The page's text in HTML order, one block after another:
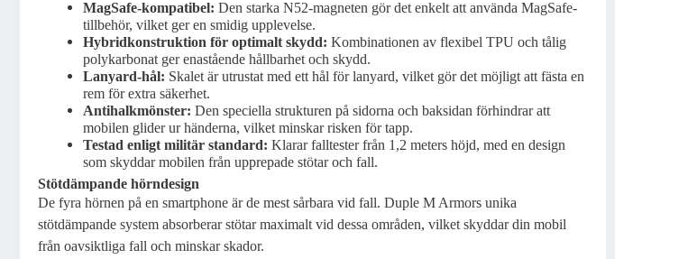
MagSafe-kompatibel: Den starka N52-magneten gör det enkelt att använda MagSafe-
tillbehör, vilket ger en smidig upplevelse.
Hybridkonstruktion för optimalt skydd: Kombinationen av flexibel TPU och tålig
polykarbonat ger enastående hållbarhet och skydd.
Lanyard-hål: Skalet är utrustat med ett hål för lanyard, vilket gör det möjligt att fästa en
rem för extra säkerhet.
Antihalkmönster: Den speciella strukturen på sidorna och baksidan förhindrar att
mobilen glider ur händerna, vilket minskar risken för tapp.
Testad enligt militär standard: Klarar falltester från 1,2 meters höjd, med en design
som skyddar mobilen från upprepade stötar och fall.
Stötdämpande hörndesign
De fyra hörnen på en smartphone är de mest sårbara vid fall. Duple M Armors unika
stötdämpande system absorberar stötar maximalt vid dessa områden, vilket skyddar din mobil
från oavsiktliga fall och minskar skador.